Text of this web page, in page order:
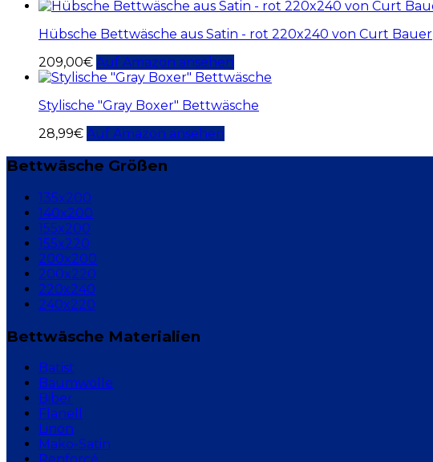
Hübsche Bettwäsche aus Satin - rot 220x240 von Curt Bauer
209,00€ Auf Amazon ansehen
Stylische "Gray Boxer" Bettwäsche
28,99€ Auf Amazon ansehen
Bettwäsche Größen
135x200
140x200
155x200
155x220
200x200
200x220
220x240
240x220
Bettwäsche Materialien
Batist
Baumwolle
Biber
Flanell
Linon
Mako-Satin